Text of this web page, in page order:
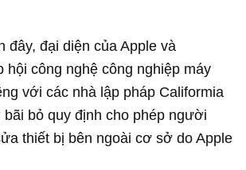
đây, đại diện của Apple và
hội công nghệ công nghiệp máy
với các nhà lập pháp Califormia
bãi bỏ quy định cho phép người
thiết bị bên ngoài cơ sở do Apple